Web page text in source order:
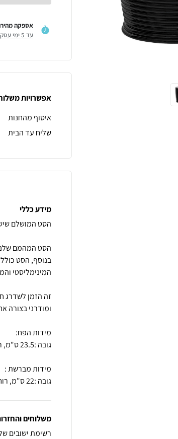
אספקה
עד 5 ימי עסקים
אפשרויות
איסוף מהחנות
שליח עד הבית
מידע כללי
בנוסף, הסט
זה הזמן לשדרג
גובה :22 ס"מ, רוחב: 10 ס"מ, אורך: 10 ס"מ.
משלוחים